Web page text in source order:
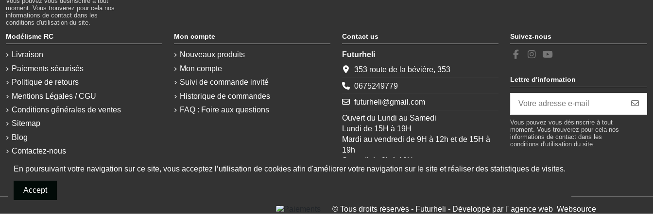
moment. Vous trouverez pour cela nos
informations de contact dans les
conditions d'utilisation du site.
Modélisme RC
Livraison
Paiements sécurisés
Politique de retours
Mentions Légales / CGU
Conditions générales de ventes
Sitemap
Blog
Contactez-nous
Mon compte
Nouveaux produits
Mon compte
Suivi de commande invité
Historique de commandes
FAQ : Foire aux questions
Contact us
Futurheli
353 route de la bévière, 353
0675249779
futurheli@gmail.com
Ouvert du Lundi au Samedi
Lundi de 15H à 19H
Mardi au vendredi de 9H à 12h et de 15H à
19h
Samedi de 9h à 12H
Le site quand a lui reste ouvert 24/24
Suivez-nous
Lettre d'information
Vous pouvez vous désinscrire à tout
moment. Vous trouverez pour cela nos
informations de contact dans les
conditions d'utilisation du site.
© Tous droits réservés - Futurheli - Développé par l' agence web Websource
En poursuivant votre navigation sur ce site, vous acceptez l’utilisation de cookies afin d'améliorer votre navigation sur le site et réaliser des statistiques de visites.
Accept